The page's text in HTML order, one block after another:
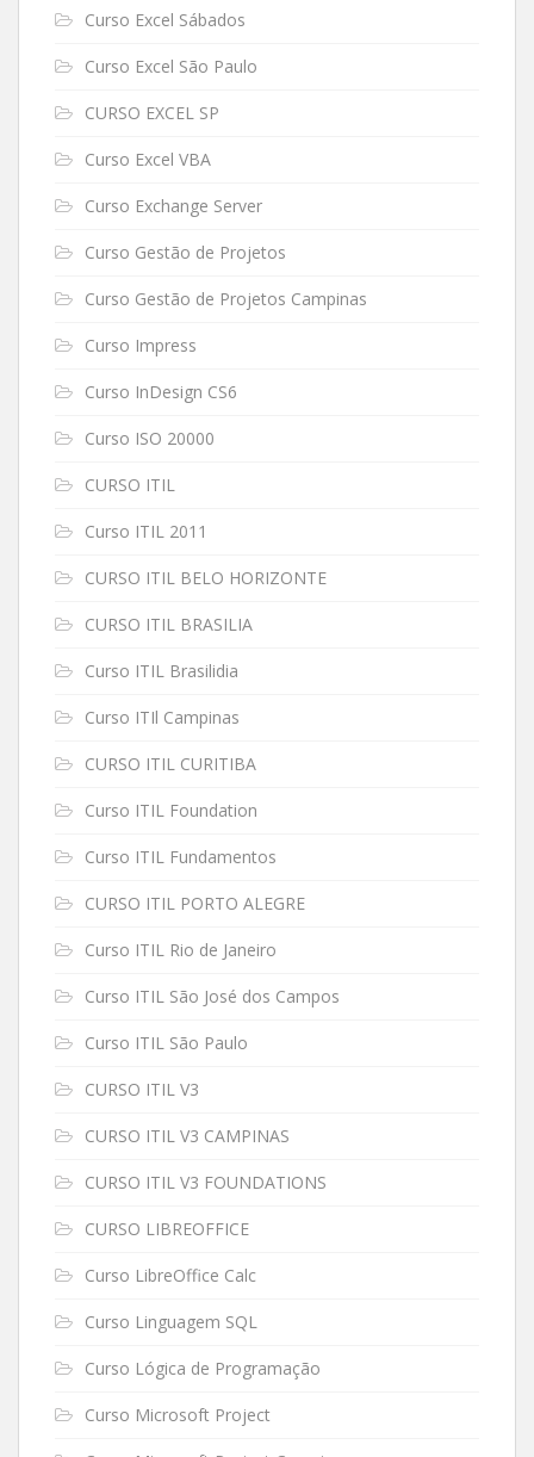
Curso Excel Sábados
Curso Excel São Paulo
CURSO EXCEL SP
Curso Excel VBA
Curso Exchange Server
Curso Gestão de Projetos
Curso Gestão de Projetos Campinas
Curso Impress
Curso InDesign CS6
Curso ISO 20000
CURSO ITIL
Curso ITIL 2011
CURSO ITIL BELO HORIZONTE
CURSO ITIL BRASILIA
Curso ITIL Brasilidia
Curso ITIl Campinas
CURSO ITIL CURITIBA
Curso ITIL Foundation
Curso ITIL Fundamentos
CURSO ITIL PORTO ALEGRE
Curso ITIL Rio de Janeiro
Curso ITIL São José dos Campos
Curso ITIL São Paulo
CURSO ITIL V3
CURSO ITIL V3 CAMPINAS
CURSO ITIL V3 FOUNDATIONS
CURSO LIBREOFFICE
Curso LibreOffice Calc
Curso Linguagem SQL
Curso Lógica de Programação
Curso Microsoft Project